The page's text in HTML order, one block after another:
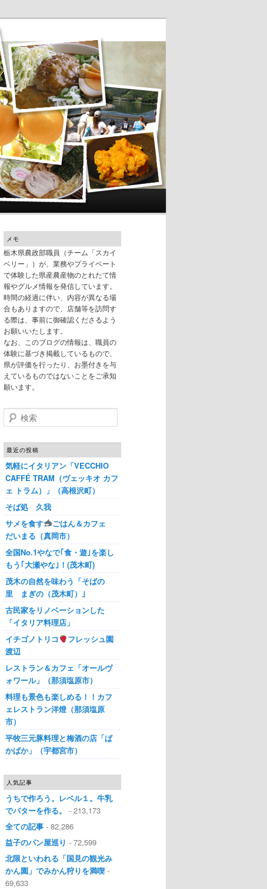
メモ
栃木県農政部職員（チーム「スカイ
ベリー」）が、業務やプライベート
で体験した県産農産物のとれたて情
報やグルメ情報を発信しています。
時間の経過に伴い、内容が異なる場
合もありますので、店舗等を訪問す
る際は、事前に御確認くださるよう
お願いいたします。
なお、このブログの情報は、職員の
体験に基づき掲載しているもので、
県が評価を行ったり、お墨付きを与
えているものではないことをご承知
願います。
検索
最近の投稿
気軽にイタリアン「VECCHIO
CAFFÉ TRAM（ヴェッキオ カフ
ェ トラム）」（高根沢町）
そば処 久我
サメを食す
ごはん＆カフェ
だいまる（真岡市）
全国No.1やなで｢食・遊｣を楽し
もう｢大瀬やな｣！(茂木町)
茂木の自然を味わう「そばの
里 まぎの（茂木町）｣
古民家をリノベーションした
「イタリア料理店」
イチゴノトリコ
フレッシュ園
渡辺
レストラン＆カフェ「オールヴ
ォワール」（那須塩原市）
料理も景色も楽しめる！！カフ
ェレストラン洋燈（那須塩原
市）
平牧三元豚料理と梅酒の店「ぱ
かぱか」（宇都宮市）
人気記事
うちで作ろう。レベル１。牛乳
でバターを作る。
- 213,173
全ての記事 - 82,286
益子のパン屋巡り - 72,599
北限といわれる「国見の観光み
かん園」でみかん狩りを満喫 -
69,633